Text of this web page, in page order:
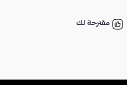
مقترحة لك